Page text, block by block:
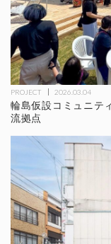
PROJECT 2026.03.04
輪島仮設コミュニテ
流拠点